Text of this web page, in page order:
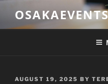
content
POSTED
AUGUST 19, 2025 BY